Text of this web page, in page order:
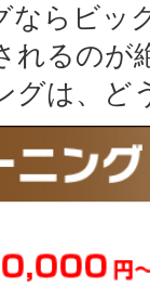
ならビッ
れるのが
グは、ど